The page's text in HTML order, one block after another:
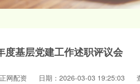
度基层党建工作述职评议会
网配资 日期：2026-03-03 19:25:03